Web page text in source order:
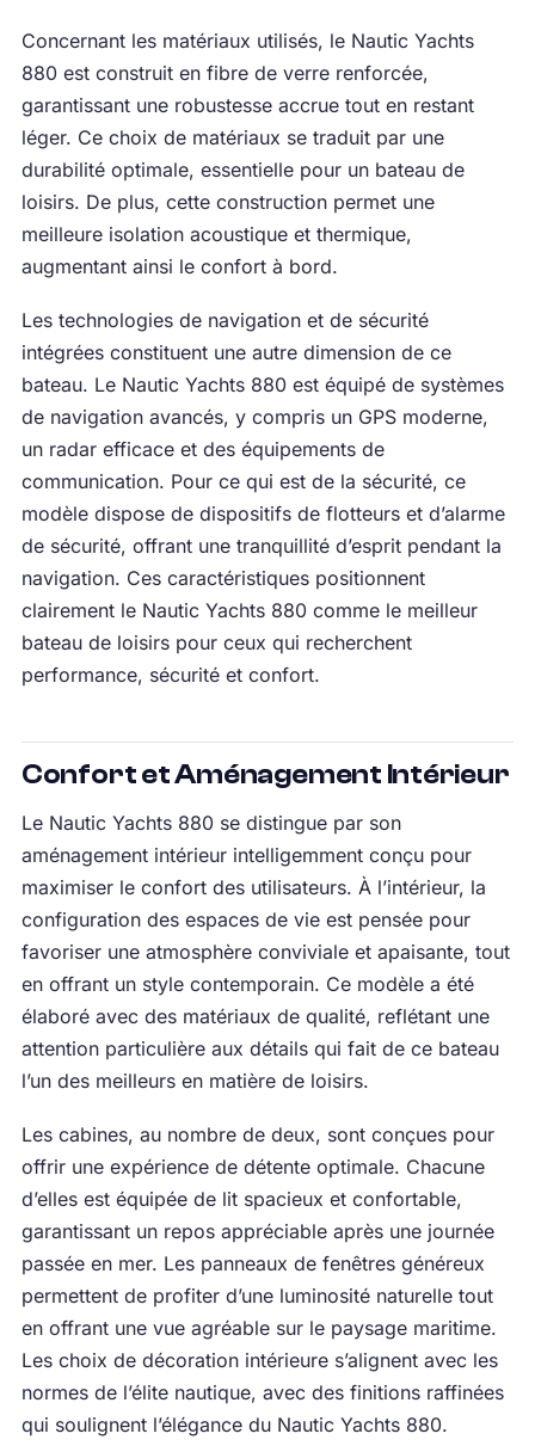
Concernant les matériaux utilisés, le Nautic Yachts
880 est construit en fibre de verre renforcée,
garantissant une robustesse accrue tout en restant
léger. Ce choix de matériaux se traduit par une
durabilité optimale, essentielle pour un bateau de
loisirs. De plus, cette construction permet une
meilleure isolation acoustique et thermique,
augmentant ainsi le confort à bord.
Les technologies de navigation et de sécurité
intégrées constituent une autre dimension de ce
bateau. Le Nautic Yachts 880 est équipé de systèmes
de navigation avancés, y compris un GPS moderne,
un radar efficace et des équipements de
communication. Pour ce qui est de la sécurité, ce
modèle dispose de dispositifs de flotteurs et d’alarme
de sécurité, offrant une tranquillité d’esprit pendant la
navigation. Ces caractéristiques positionnent
clairement le Nautic Yachts 880 comme le meilleur
bateau de loisirs pour ceux qui recherchent
performance, sécurité et confort.
Confort et Aménagement Intérieur
Le Nautic Yachts 880 se distingue par son
aménagement intérieur intelligemment conçu pour
maximiser le confort des utilisateurs. À l’intérieur, la
configuration des espaces de vie est pensée pour
favoriser une atmosphère conviviale et apaisante, tout
en offrant un style contemporain. Ce modèle a été
élaboré avec des matériaux de qualité, reflétant une
attention particulière aux détails qui fait de ce bateau
l’un des meilleurs en matière de loisirs.
Les cabines, au nombre de deux, sont conçues pour
offrir une expérience de détente optimale. Chacune
d’elles est équipée de lit spacieux et confortable,
garantissant un repos appréciable après une journée
passée en mer. Les panneaux de fenêtres généreux
permettent de profiter d’une luminosité naturelle tout
en offrant une vue agréable sur le paysage maritime.
Les choix de décoration intérieure s’alignent avec les
normes de l’élite nautique, avec des finitions raffinées
qui soulignent l’élégance du Nautic Yachts 880.